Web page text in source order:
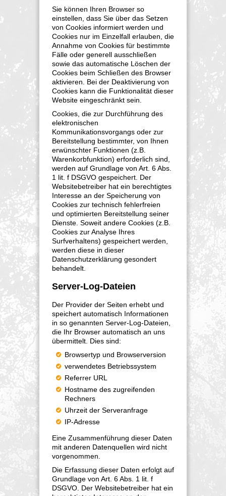
Sie können Ihren Browser so
einstellen, dass Sie über das Setzen
von Cookies informiert werden und
Cookies nur im Einzelfall erlauben, die
Annahme von Cookies für bestimmte
Fälle oder generell ausschließen
sowie das automatische Löschen der
Cookies beim Schließen des Browser
aktivieren. Bei der Deaktivierung von
Cookies kann die Funktionalität dieser
Website eingeschränkt sein.
Cookies, die zur Durchführung des
elektronischen
Kommunikationsvorgangs oder zur
Bereitstellung bestimmter, von Ihnen
erwünschter Funktionen (z.B.
Warenkorbfunktion) erforderlich sind,
werden auf Grundlage von Art. 6 Abs.
1 lit. f DSGVO gespeichert. Der
Websitebetreiber hat ein berechtigtes
Interesse an der Speicherung von
Cookies zur technisch fehlerfreien
und optimierten Bereitstellung seiner
Dienste. Soweit andere Cookies (z.B.
Cookies zur Analyse Ihres
Surfverhaltens) gespeichert werden,
werden diese in dieser
Datenschutzerklärung gesondert
behandelt.
Server-Log-Dateien
Der Provider der Seiten erhebt und
speichert automatisch Informationen
in so genannten Server-Log-Dateien,
die Ihr Browser automatisch an uns
übermittelt. Dies sind:
Browsertyp und Browserversion
verwendetes Betriebssystem
Referrer URL
Hostname des zugreifenden
Rechners
Uhrzeit der Serveranfrage
IP-Adresse
Eine Zusammenführung dieser Daten
mit anderen Datenquellen wird nicht
vorgenommen.
Die Erfassung dieser Daten erfolgt auf
Grundlage von Art. 6 Abs. 1 lit. f
DSGVO. Der Websitebetreiber hat ein